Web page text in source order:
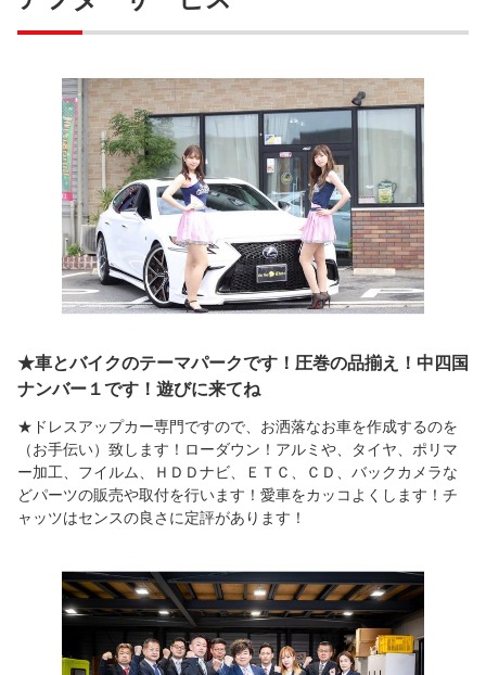
★車とバイクのテーマパークです！圧巻の品揃え！中四国
ナンバー１です！遊びに来てね
★ドレスアップカー専門ですので、お洒落なお車を作成するのを
（お手伝い）致します！ローダウン！アルミや、タイヤ、ポリマ
ー加工、フイルム、ＨＤＤナビ、ＥＴＣ、ＣＤ、バックカメラな
どパーツの販売や取付を行います！愛車をカッコよくします！チ
ャッツはセンスの良さに定評があります！